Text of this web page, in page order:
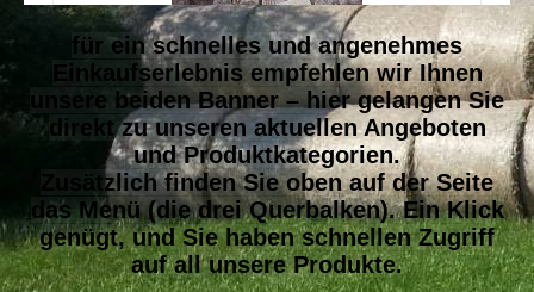
für ein schnelles und angenehmes
Einkaufserlebnis empfehlen wir Ihnen
unsere beiden Banner – hier gelangen Sie
direkt zu unseren aktuellen Angeboten
und Produktkategorien.
Zusätzlich finden Sie oben auf der Seite
das Menü (die drei Querbalken). Ein Klick
genügt, und Sie haben schnellen Zugriff
auf all unsere Produkte.